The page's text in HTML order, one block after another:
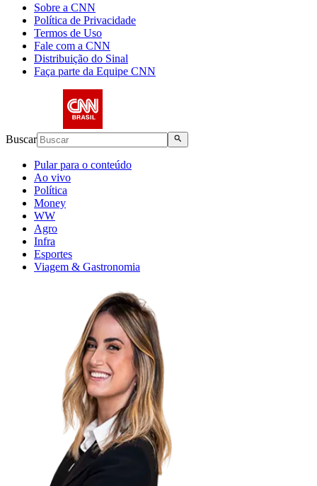
Sobre a CNN
Política de Privacidade
Termos de Uso
Fale com a CNN
Distribuição do Sinal
Faça parte da Equipe CNN
Buscar
Pular para o conteúdo
Ao vivo
Política
Money
WW
Agro
Infra
Esportes
Viagem & Gastronomia